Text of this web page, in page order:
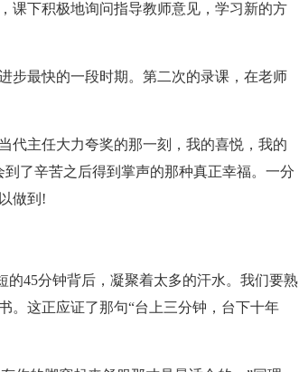
课下积极地询问指导教师意见，学习新的方
步最快的一段时期。第二次的录课，在老师
代主任大力夸奖的那一刻，我的喜悦，我的
了辛苦之后得到掌声的那种真正幸福。一分
做到!
45分钟背后，凝聚着太多的汗水。我们要熟
。这正应证了那句“台上三分钟，台下十年